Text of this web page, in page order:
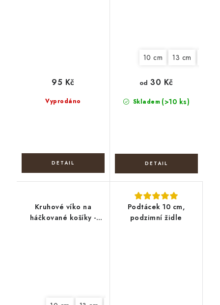
Vyprodáno
95 Kč
10 cm 13 cm
Skladem (>10 ks)
od 30 Kč
Kruhové víko na
háčkované košíky -
Podtácek 10 cm,
podzimní židle